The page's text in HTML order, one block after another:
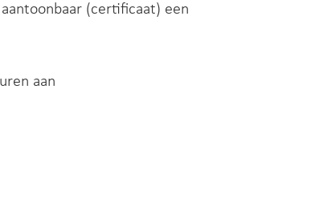
(certificaat) een
aan